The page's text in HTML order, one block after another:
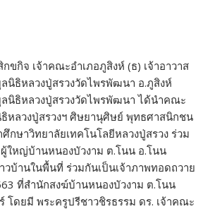
กขกิจ เจ้าคณะอำเภอภูสิงห์ (ธ) เจ้าอาวาส
นิธิหลวงปู่สรวงวัดไพรพัฒนา อ.ภูสิงห์
ลนิธิหลวงปู่สรวงวัดไพรพัฒนา ได้นำคณะ
หลวงปู่สรวงฯ ศิษยานุศิษย์ พุทธศาสนิกชน
กษาวิทยาลัยเทคโนโลยีหลวงปู่สรวง ร่วม
ใหญ่บ้านหนองบัวงาม ต.โนน อ.โนน
บ้านในพื้นที่ ร่วมกันเป็นเจ้าภาพทอดถวาย
ที่สำนักสงฆ์บ้านหนองบัวงาม ต.โนน
โดยมี พระครูปรีชาวชิรธรรม ดร. เจ้าคณะ